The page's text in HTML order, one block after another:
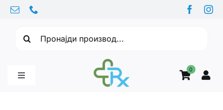
Skip
content
0
Toggle